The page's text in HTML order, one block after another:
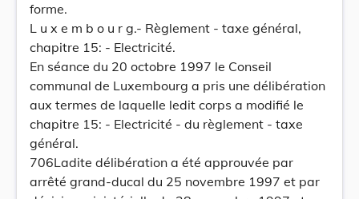
forme.
L u x e m b o u r g.- Règlement - taxe général,
chapitre 15: - Electricité.
En séance du 20 octobre 1997 le Conseil
communal de Luxembourg a pris une délibération
aux termes de laquelle ledit corps a modifié le
chapitre 15: - Electricité - du règlement - taxe
général.
706Ladite délibération a été approuvée par
arrêté grand-ducal du 25 novembre 1997 et par